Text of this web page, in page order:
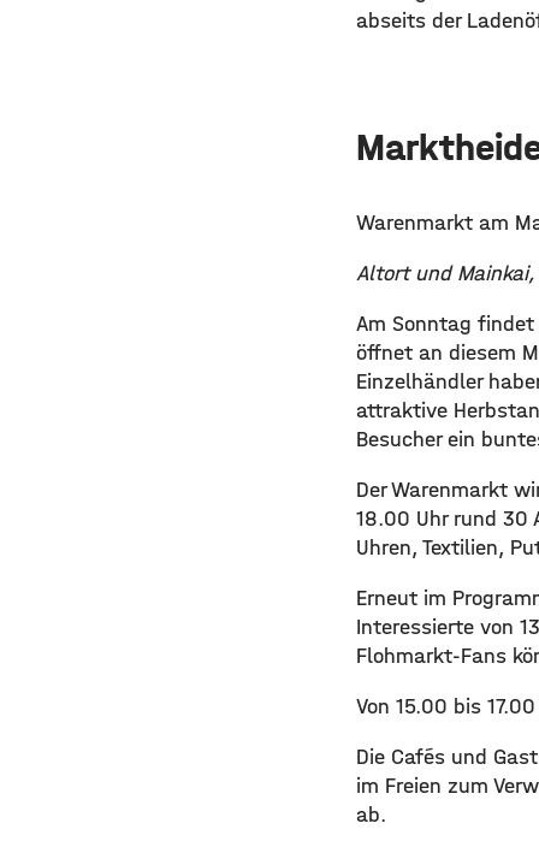
abseits der
Warenmarkt am
Altort und Mainkai,
Am Sonntag
öffnet an diesem
Einzelhändler
attraktive
Besucher ein
Der Warenmarkt
18.00 Uhr rund 30
Uhren, Textilien,
Erneut im
Interessierte von
Flohmarkt-Fans
Von 15.00 bis
Die Cafés und
im Freien zum
ab.